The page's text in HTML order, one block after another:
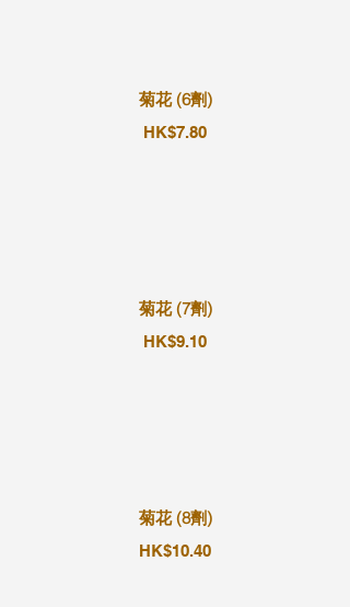
菊花 (6劑)
HK$7.80
菊花 (7劑)
HK$9.10
菊花 (8劑)
HK$10.40